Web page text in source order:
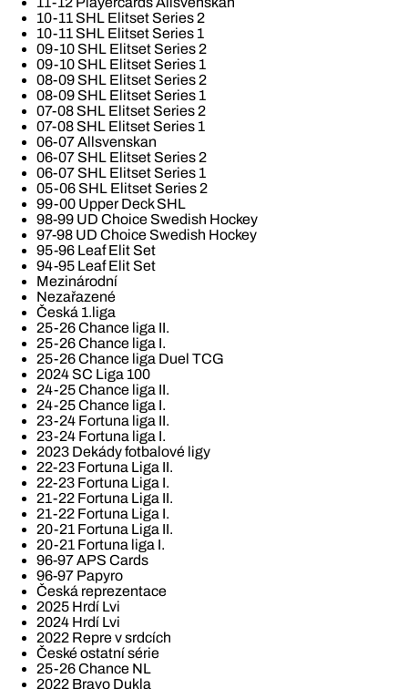
10-11 SHL Elitset Series 2
10-11 SHL Elitset Series 1
09-10 SHL Elitset Series 2
09-10 SHL Elitset Series 1
08-09 SHL Elitset Series 2
08-09 SHL Elitset Series 1
07-08 SHL Elitset Series 2
07-08 SHL Elitset Series 1
06-07 Allsvenskan
06-07 SHL Elitset Series 2
06-07 SHL Elitset Series 1
05-06 SHL Elitset Series 2
99-00 Upper Deck SHL
98-99 UD Choice Swedish Hockey
97-98 UD Choice Swedish Hockey
95-96 Leaf Elit Set
94-95 Leaf Elit Set
Mezinárodní
Nezařazené
Česká 1.liga
25-26 Chance liga II.
25-26 Chance liga I.
25-26 Chance liga Duel TCG
2024 SC Liga 100
24-25 Chance liga II.
24-25 Chance liga I.
23-24 Fortuna liga II.
23-24 Fortuna liga I.
2023 Dekády fotbalové ligy
22-23 Fortuna Liga II.
22-23 Fortuna Liga I.
21-22 Fortuna Liga II.
21-22 Fortuna Liga I.
20-21 Fortuna Liga II.
20-21 Fortuna liga I.
96-97 APS Cards
96-97 Papyro
Česká reprezentace
2025 Hrdí Lvi
2024 Hrdí Lvi
2022 Repre v srdcích
České ostatní série
25-26 Chance NL
2022 Bravo Dukla